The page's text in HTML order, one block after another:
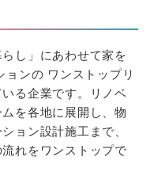
し」にあわせて家を
ンの ワンストップリ
る企業です。リノベ
を各地に展開し、物
ョン設計施工まで、
れをワンストップで